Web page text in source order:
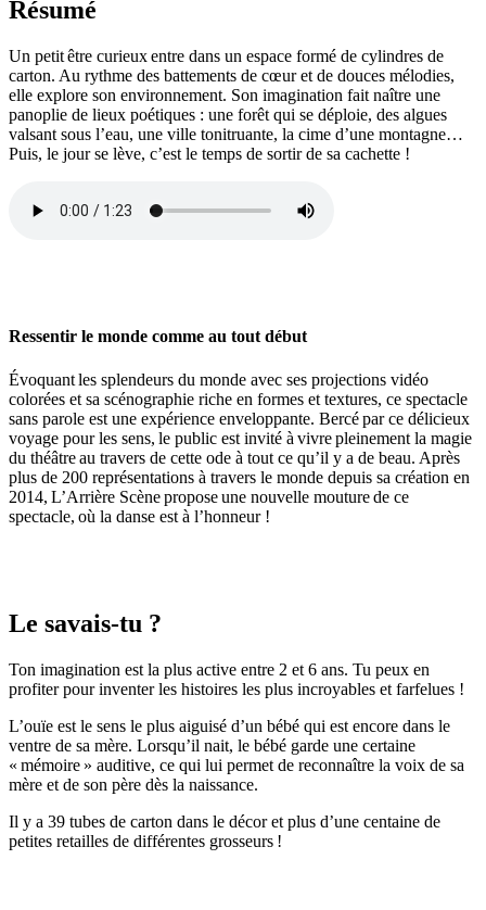
Résumé
Un petitêtre curieuxentre dans un espace formé de cylindres de
carton. Au rythme des battements de cœur et de douces mélodies,
elle explore son environnement. Son imagination fait naître une
panoplie de lieux poétiques : une forêt qui se déploie, des algues
valsant sous l’eau, une ville tonitruante, la cime d’une montagne…
Puis, le jour se lève, c’est le temps de sortir de sa cachette !
Ressentir le monde comme au tout début
Évoquant les splendeurs du monde avec ses projections vidéo
colorées et sa scénographie riche en formes et textures, ce spectacle
sans parole est une expérience enveloppante. Bercé par ce délicieux
voyage pour les sens, le public est invité à vivre pleinement la magie
du théâtre au travers de cette ode à tout ce qu’il y a de beau. Après
plus de 200 représentations à travers le monde depuis sa création en
2014, L’Arrière Scène propose une nouvelle mouture de ce
spectacle, où la danse est à l’honneur !
Le savais-tu ?
Ton imagination est la plus active entre 2 et 6 ans. Tu peux en
profiter pour inventer les histoires les plus incroyables et farfelues !
L’ouïe est le sens le plus aiguisé d’un bébé qui est encore dans le
ventre de sa mère. Lorsqu’il nait, le bébé garde une certaine
« mémoire » auditive, ce qui lui permet de reconnaître la voix de sa
mère et de son père dès la naissance.
Il y a 39 tubes de carton dans le décor et plus d’une centaine de
petites retailles de différentes grosseurs !